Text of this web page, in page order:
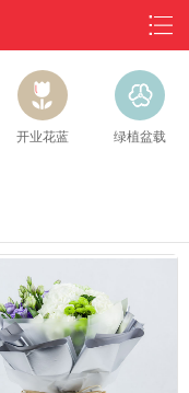
开业花蓝 绿植盆载